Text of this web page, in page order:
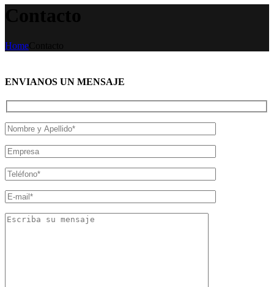
Home
ENVIANOS UN MENSAJE